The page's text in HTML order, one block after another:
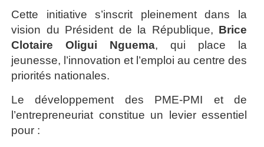
Cette initiative s’inscrit pleinement dans la
vision du Président de la République, Brice
Clotaire Oligui Nguema, qui place la
jeunesse, l’innovation et l’emploi au centre des
priorités nationales.
Le développement des PME-PMI et de
l’entrepreneuriat constitue un levier essentiel
pour :